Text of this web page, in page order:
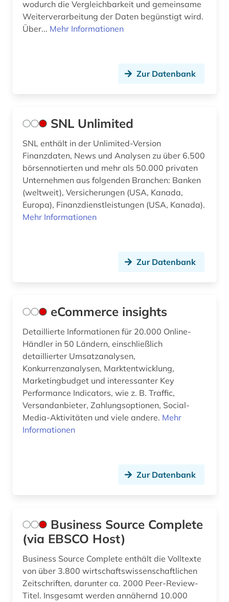
wodurch die Vergleichbarkeit und gemeinsame
Weiterverarbeitung der Daten begünstigt wird.
Über... Mehr Informationen
Zur Datenbank
SNL Unlimited
SNL enthält in der Unlimited-Version
Finanzdaten, News und Analysen zu über 6.500
börsennotierten und mehr als 50.000 privaten
Unternehmen aus folgenden Branchen: Banken
(weltweit), Versicherungen (USA, Kanada,
Europa), Finanzdienstleistungen (USA, Kanada).
Mehr Informationen
Zur Datenbank
eCommerce insights
Detaillierte Informationen für 20.000 Online-
Händler in 50 Ländern, einschließlich
detaillierter Umsatzanalysen,
Konkurrenzanalysen, Marktentwicklung,
Marketingbudget und interessanter Key
Performance Indicators, wie z. B. Traffic,
Versandanbieter, Zahlungsoptionen, Social-
Media-Aktivitäten und viele andere. Mehr
Informationen
Zur Datenbank
Business Source Complete
(via EBSCO Host)
Business Source Complete enthält die Volltexte
von über 3.800 wirtschaftswissenschaftlichen
Zeitschriften, darunter ca. 2000 Peer-Review-
Titel. Insgesamt werden annähernd 10.000